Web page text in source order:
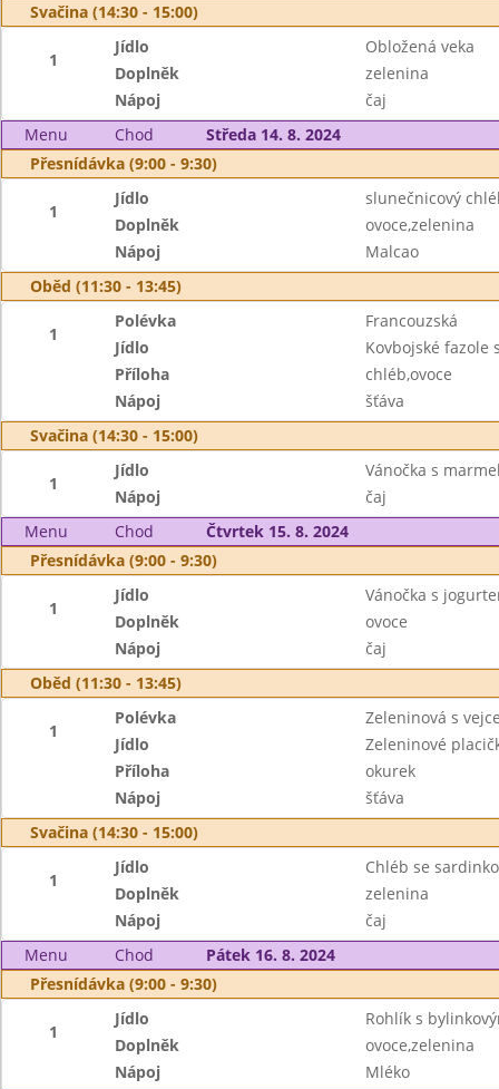
Svačina (14:30 - 15:00)
1
Jídlo
Obložená veka
Doplněk
zelenina
Nápoj
čaj
Menu
Chod
Středa 14. 8. 2024
Přesnídávka (9:00 - 9:30)
1
Jídlo
slunečnicový
Doplněk
ovoce,zelenina
Nápoj
Malcao
Oběd (11:30 - 13:45)
1
Polévka
Francouzská
Jídlo
Kovbojské fazole
Příloha
chléb,ovoce
Nápoj
šťáva
Svačina (14:30 - 15:00)
1
Jídlo
Vánočka s
Nápoj
čaj
Menu
Chod
Čtvrtek 15. 8. 2024
Přesnídávka (9:00 - 9:30)
1
Jídlo
Vánočka s
Doplněk
ovoce
Nápoj
čaj
Oběd (11:30 - 13:45)
1
Polévka
Zeleninová s
Jídlo
Zeleninové
Příloha
okurek
Nápoj
šťáva
Svačina (14:30 - 15:00)
1
Jídlo
Chléb se
Doplněk
zelenina
Nápoj
čaj
Menu
Chod
Pátek 16. 8. 2024
Přesnídávka (9:00 - 9:30)
1
Jídlo
Rohlík s
Doplněk
ovoce,zelenina
Nápoj
Mléko